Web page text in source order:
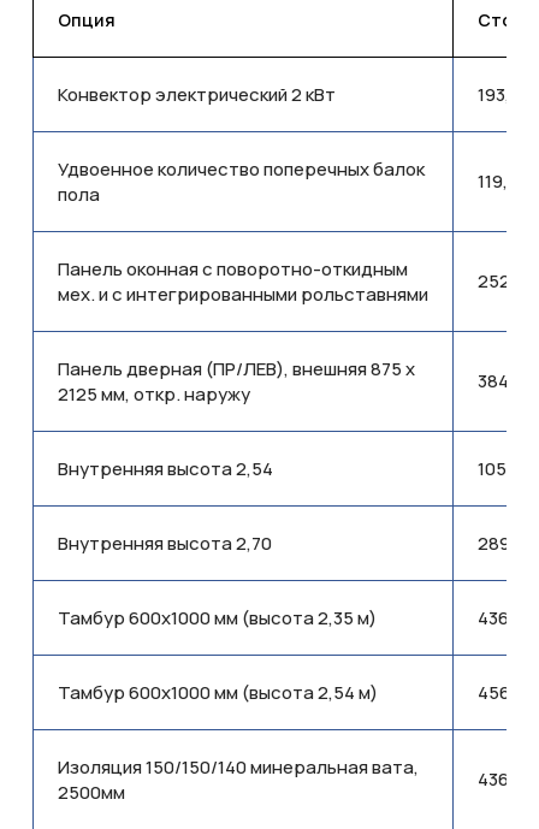
Опция
Конвектор электрический 2 кВт
Удвоенное количество поперечных балок
пола
Панель оконная с поворотно-откидным
мех. и с интегрированными рольставнями
Панель дверная (ПР/ЛЕВ), внешняя 875 x
2125 мм, откр. наружу
Внутренняя высота 2,54
Внутренняя высота 2,70
Тамбур 600x1000 мм (высота 2,35 м)
Тамбур 600x1000 мм (высота 2,54 м)
Изоляция 150/150/140 минеральная вата,
2500мм
BM16RUS-5010-100